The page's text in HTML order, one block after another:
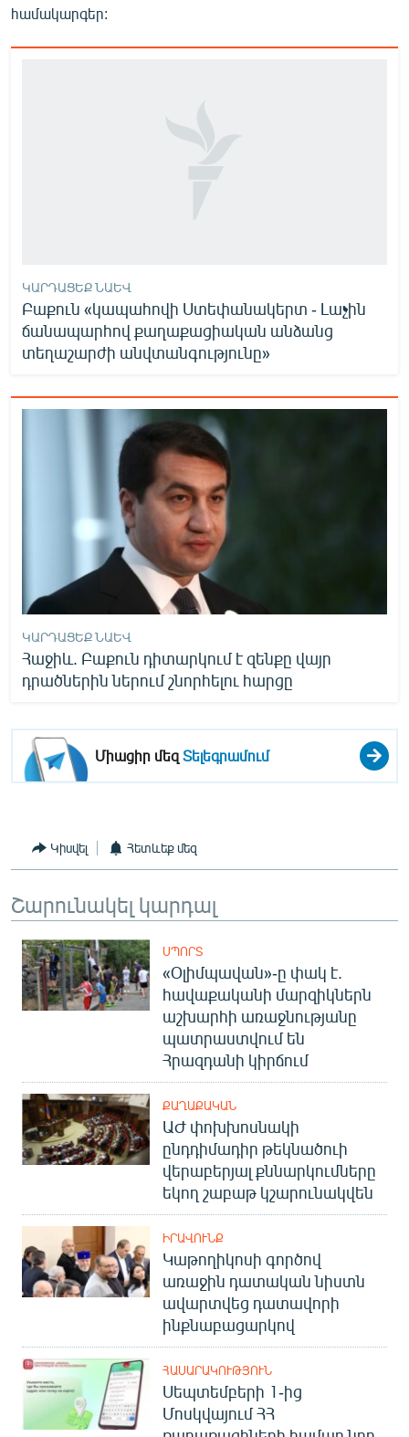
«Ազատության» բոլոր կայքերը
համակարգեր:
ԿԱՐԴԱՑԵՔ ՆԱԵՎ
Բաքուն «կապահովի Ստեփանակերտ - Լաչին
ճանապարհով քաղաքացիական անձանց
տեղաշարժի անվտանգությունը»
ԿԱՐԴԱՑԵՔ ՆԱԵՎ
Հաջիև. Բաքուն դիտարկում է զենքը վայր
դրածներին ներում շնորհելու հարցը
Միացիր մեզՏելեգրամում
Կիսվել Հետևեք մեզ
Շարունակել կարդալ
ՍՊՈՐՏ
«Օլիմպավան»-ը փակ է.
հավաքականի մարզիկներն
աշխարհի առաջնությանը
պատրաստվում են
Հրազդանի կիրճում
ՔԱՂԱՔԱԿԱՆ
ԱԺ փոխխոսնակի
ընդդիմադիր թեկնածուի
վերաբերյալ քննարկումները
եկող շաբաթ կշարունակվեն
ԻՐԱՎՈՒՆՔ
Կաթողիկոսի գործով
առաջին դատական նիստն
ավարտվեց դատավորի
ինքնաբացարկով
ՀԱՍԱՐԱԿՈՒԹՅՈՒՆ
Սեպտեմբերի 1-ից
Մոսկվայում ՀՀ